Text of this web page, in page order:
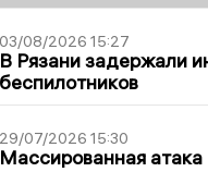
03/08/2026 15:27
В Рязани задержали
беспилотников
29/07/2026 15:30
Массированная